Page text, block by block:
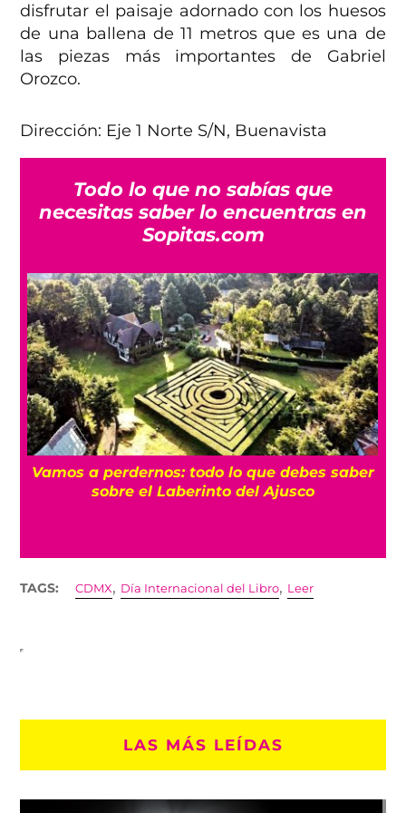
disfrutar el paisaje adornado con los huesos
de una ballena de 11 metros que es una de
las piezas más importantes de Gabriel
Orozco.
Dirección: Eje 1 Norte S/N, Buenavista
Todo lo que no sabías que
necesitas saber lo encuentras en
Sopitas.com
Vamos a perdernos: todo lo que debes saber
sobre el Laberinto del Ajusco
TAGS: CDMX, Día Internacional del Libro, Leer
LAS MÁS LEÍDAS